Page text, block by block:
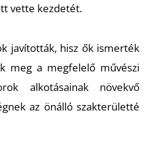
vette kezdetét.
javították, hisz ők ismerték
meg a megfelelő művészi
alkotásainak növekvő
az önálló szakterületté